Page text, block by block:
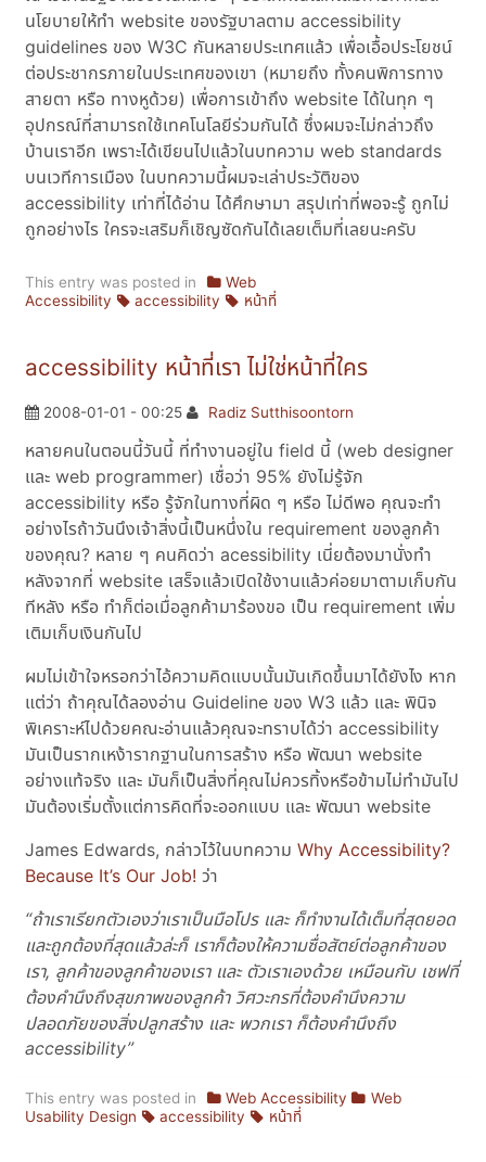
นโยบายให้ทำ website ของรัฐบาลตาม accessibility
guidelines ของ W3C กันหลายประเทศแล้ว เพื่อเอื้อประโยชน์
ต่อประชากรภายในประเทศของเขา (หมายถึง ทั้งคนพิการทาง
สายตา หรือ ทางหูด้วย) เพื่อการเข้าถึง website ได้ในทุก ๆ
อุปกรณ์ที่สามารถใช้เทคโนโลยีร่วมกันได้ ซึ่งผมจะไม่กล่าวถึง
บ้านเราอีก เพราะได้เขียนไปแล้วในบทความ web standards
บนเวทีการเมือง ในบทความนี้ผมจะเล่าประวัติของ
accessibility เท่าที่ได้อ่าน ได้ศึกษามา สรุปเท่าที่พอจะรู้ ถูกไม่
ถูกอย่างไร ใครจะเสริมก็เชิญซัดกันได้เลยเต็มที่เลยนะครับ
This entry was posted in
Web
Accessibility
accessibility หน้าที่
accessibility หน้าที่เรา ไม่ใช่หน้าที่ใคร
2008-01-01 - 00:25 Radiz Sutthisoontorn
หลายคนในตอนนี้วันนี้ ที่ทำงานอยู่ใน field นี้ (web designer
และ web programmer) เชื่อว่า 95% ยังไม่รู้จัก
accessibility หรือ รู้จักในทางที่ผิด ๆ หรือ ไม่ดีพอ คุณจะทำ
อย่างไรถ้าวันนึงเจ้าสิ่งนี้เป็นหนึ่งใน requirement ของลูกค้า
ของคุณ? หลาย ๆ คนคิดว่า acessibility เนี่ยต้องมานั่งทำ
หลังจากที่ website เสร็จแล้วเปิดใช้งานแล้วค่อยมาตามเก็บกัน
ทีหลัง หรือ ทำก็ต่อเมื่อลูกค้ามาร้องขอ เป็น requirement เพิ่ม
เติมเก็บเงินกันไป
ผมไม่เข้าใจหรอกว่าไอ้ความคิดแบบนั้นมันเกิดขึ้นมาได้ยังไง หาก
แต่ว่า ถ้าคุณได้ลองอ่าน Guideline ของ W3 แล้ว และ พินิจ
พิเคราะห์ไปด้วยคณะอ่านแล้วคุณจะทราบได้ว่า accessibility
มันเป็นรากเหง้ารากฐานในการสร้าง หรือ พัฒนา website
อย่างแท้จริง และ มันก็เป็นสิ่งที่คุณไม่ควรทิ้งหรือข้ามไม่ทำมันไป
มันต้องเริ่มตั้งแต่การคิดที่จะออกแบบ และ พัฒนา website
James Edwards, กล่าวไว้ในบทความWhy Accessibility?
Because It’s Our Job! ว่า
“ถ้าเราเรียกตัวเองว่าเราเป็นมือโปร และ ก็ทำงานได้เต็มที่สุดยอด
และถูกต้องที่สุดแล้วล่ะก็ เราก็ต้องให้ความซื่อสัตย์ต่อลูกค้าของ
เรา, ลูกค้าของลูกค้าของเรา และ ตัวเราเองด้วย เหมือนกับ เชฟที่
ต้องคำนึงถึงสุขภาพของลูกค้า วิศวะกรที่ต้องคำนึงความ
ปลอดภัยของสิ่งปลูกสร้าง และ พวกเรา ก็ต้องคำนึงถึง
accessibility”
This entry was posted in Web Accessibility
Web
Usability Design
accessibility หน้าที่